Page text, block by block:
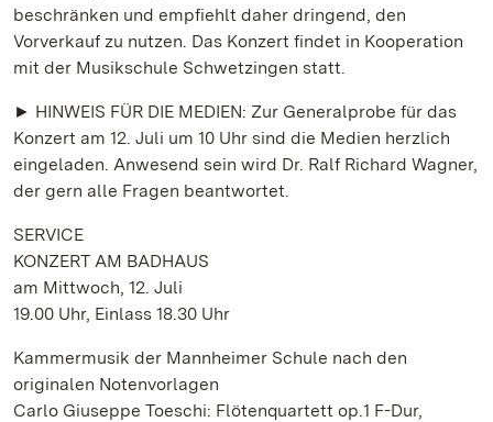
beschränken und empfiehlt daher dringend, den
Vorverkauf zu nutzen. Das Konzert findet in Kooperation
mit der Musikschule Schwetzingen statt.
► HINWEIS FÜR DIE MEDIEN: Zur Generalprobe für das
Konzert am 12. Juli um 10 Uhr sind die Medien herzlich
eingeladen. Anwesend sein wird Dr. Ralf Richard Wagner,
der gern alle Fragen beantwortet.
SERVICE
KONZERT AM BADHAUS
am Mittwoch, 12. Juli
19.00 Uhr, Einlass 18.30 Uhr
Kammermusik der Mannheimer Schule nach den
originalen Notenvorlagen
Carlo Giuseppe Toeschi: Flötenquartett op.1 F-Dur,